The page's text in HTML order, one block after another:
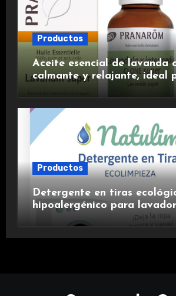
Productos
Aceite esencial de lavanda
calmante y relajante, ideal
Productos
Detergente en tiras
hipoalergénico para
suavizante incluido y